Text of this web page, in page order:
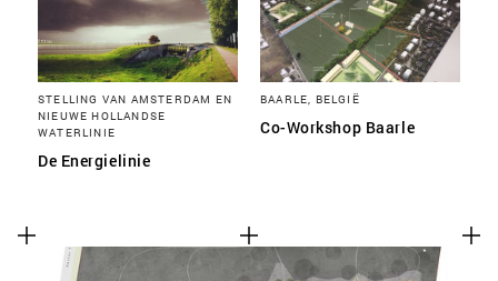
STELLING VAN AMSTERDAM EN
NIEUWE HOLLANDSE
WATERLINIE
De Energielinie
BAARLE, BELGIË
Co-Workshop Baarle